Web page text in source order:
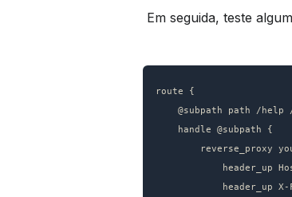
Em seguida, teste
route {